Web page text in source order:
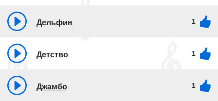
Дельфин 1
Детство 1
Джамбо 1